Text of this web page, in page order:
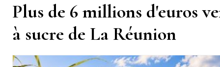
Plus de 6 millions d'euros
à sucre de La Réunion